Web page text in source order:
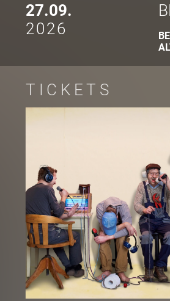
27.09.
2026
TICKETS